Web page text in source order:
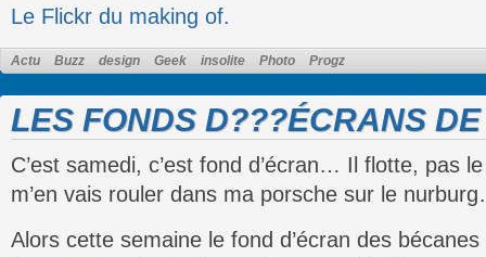
Le Flickr du making of.
Actu Buzz design Geek insolite Photo Progz
LES FONDS D???ÉCRANS
C’est samedi, c’est fond d’écran… Il flotte, pas
m’en vais rouler dans ma porsche sur le
Alors cette semaine le fond d’écran des